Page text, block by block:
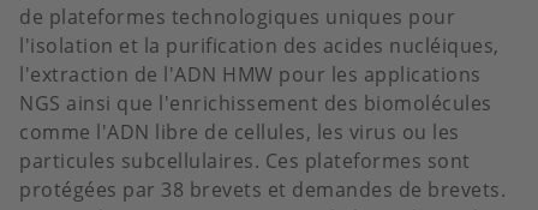
de plateformes technologiques uniques pour
l'isolation et la purification des acides nucléiques,
l'extraction de l'ADN HMW pour les applications
NGS ainsi que l'enrichissement des biomolécules
comme l'ADN libre de cellules, les virus ou les
particules subcellulaires. Ces plateformes sont
protégées par 38 brevets et demandes de brevets.